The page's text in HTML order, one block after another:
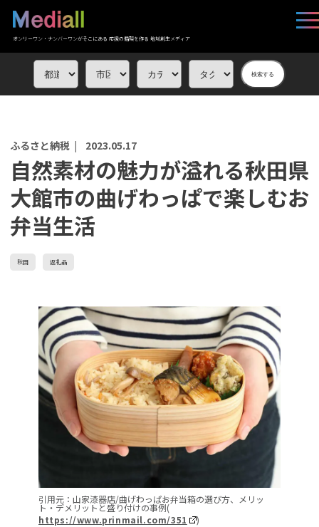
オンリーワン・ナンバーワンがそこにある 応援の循環を作る 地域創生メディア
検索する
ふるさと納税 | 2023.05.17
自然素材の魅力が溢れる秋田県
大館市の曲げわっぱで楽しむお
弁当生活
秋田 返礼品
引用元：山家漆器店/曲げわっぱお弁当箱の選び方、メリッ
ト・デメリットと盛り付けの事例(
https://www.prinmail.com/351
)